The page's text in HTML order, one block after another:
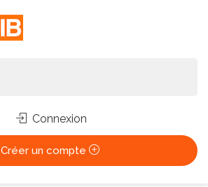
Connexion
Créer un compte